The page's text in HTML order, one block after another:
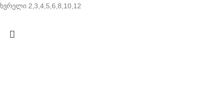
ხვრელი 2,3,4,5,6,8,10,12